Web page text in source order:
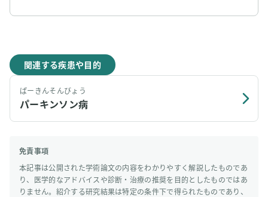
関連する疾患や目的
ぱーきんそんびょう
パーキンソン病
免責事項
本記事は公開された学術論文の内容をわかりやすく解説したものであ
り、医学的なアドバイスや診断・治療の推奨を目的としたものではあ
りません。紹介する研究結果は特定の条件下で得られたものであり、